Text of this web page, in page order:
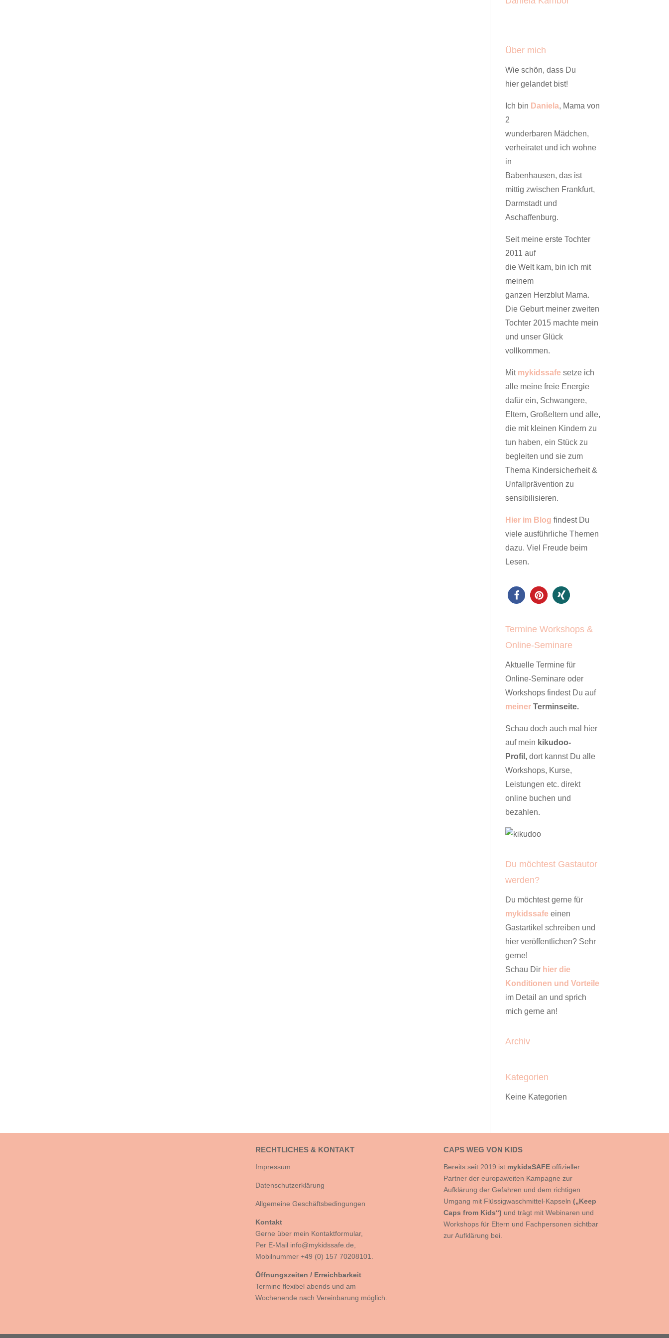
Über mich
Wie schön, dass Du
hier gelandet bist!
Ich bin Daniela, Mama von
2
wunderbaren Mädchen,
verheiratet und ich wohne
in
Babenhausen, das ist
mittig zwischen Frankfurt,
Darmstadt und
Aschaffenburg.
Seit meine erste Tochter
2011 auf
die Welt kam, bin ich mit
meinem
ganzen Herzblut Mama.
Die Geburt meiner zweiten
Tochter 2015 machte mein
und unser Glück
vollkommen.
Mit mykidssafe setze ich
alle meine freie Energie
dafür ein, Schwangere,
Eltern, Großeltern und alle,
die mit kleinen Kindern zu
tun haben, ein Stück zu
begleiten und sie zum
Thema Kindersicherheit &
Unfallprävention zu
sensibilisieren.
Hier im Blog findest Du
viele ausführliche Themen
dazu. Viel Freude beim
Lesen.
Termine Workshops &
Online-Seminare
Aktuelle Termine für
Online-Seminare oder
Workshops findest Du auf
meinerTerminseite.
Schau doch auch mal hier
auf mein kikudoo-
Profil, dort kannst Du alle
Workshops, Kurse,
Leistungen etc. direkt
online buchen und
bezahlen.
Du möchtest Gastautor
werden?
Du möchtest gerne für
mykidssafe einen
Gastartikel schreiben und
hier veröffentlichen? Sehr
gerne!
Schau Dir hier die
Konditionen und Vorteile
im Detail an und sprich
mich gerne an!
Archiv
Kategorien
Keine Kategorien
RECHTLICHES & KONTAKT
Impressum
Datenschutzerklärung
Allgemeine Geschäftsbedingungen
Kontakt
Gerne über mein Kontaktformular,
Per E-Mail info@mykidssafe.de,
Mobilnummer +49 (0) 157 70208101.
Öffnungszeiten / Erreichbarkeit
Termine flexibel abends und am
Wochenende nach Vereinbarung möglich.
CAPS WEG VON KIDS
Bereits seit 2019 ist mykidsSAFE offizieller
Partner der europaweiten Kampagne zur
Aufklärung der Gefahren und dem richtigen
Umgang mit Flüssigwaschmittel-Kapseln („Keep
Caps from Kids“) und trägt mit Webinaren und
Workshops für Eltern und Fachpersonen sichtbar
zur Aufklärung bei.